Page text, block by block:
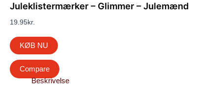
Juleklistermærker – Glimmer – Julemænd
19.95kr.
KØB NU
Compare
Beskrivelse